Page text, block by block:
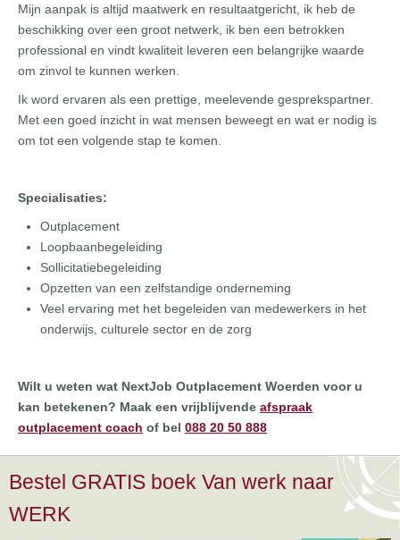
Mijn aanpak is altijd maatwerk en resultaatgericht, ik heb de
beschikking over een groot netwerk, ik ben een betrokken
professional en vindt kwaliteit leveren een belangrijke waarde
om zinvol te kunnen werken.
Ik word ervaren als een prettige, meelevende gesprekspartner.
Met een goed inzicht in wat mensen beweegt en wat er nodig is
om tot een volgende stap te komen.
Specialisaties:
Outplacement
Loopbaanbegeleiding
Sollicitatiebegeleiding
Opzetten van een zelfstandige onderneming
Veel ervaring met het begeleiden van medewerkers in het
onderwijs, culturele sector en de zorg
Wilt u weten wat NextJob Outplacement Woerden voor u
kan betekenen? Maak een vrijblijvende afspraak
outplacement coach of bel 088 20 50 888
Bestel GRATIS boek Van werk naar
WERK